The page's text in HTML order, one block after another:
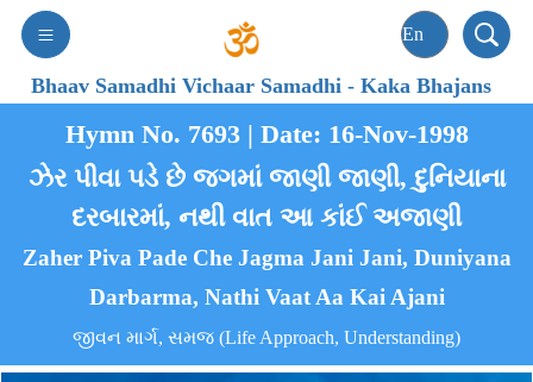
Bhaav Samadhi Vichaar Samadhi-Kaka Bhajans
Hymn No. 7693 | Date: 16-Nov-1998
ઝેર પીવા પડે છે જગમાં જાણી જાણી, દુનિયાના
દરબારમાં, નથી વાત આ કાંઈ અજાણી
Zaher Piva Pade Che Jagma Jani Jani, Duniyana
Darbarma, Nathi Vaat Aa Kai Ajani
જીવન માર્ગ, સમજ (Life Approach, Understanding)